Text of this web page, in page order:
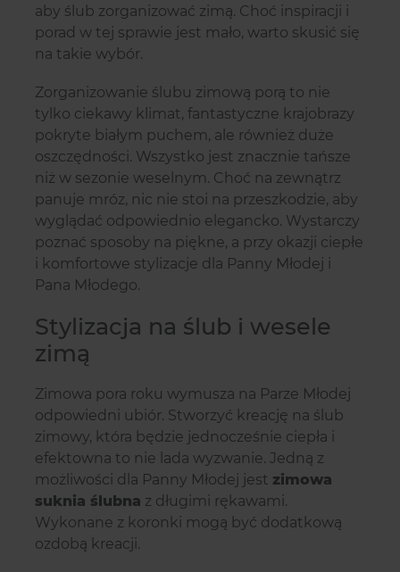
aby ślub zorganizować zimą. Choć inspiracji i
porad w tej sprawie jest mało, warto skusić się
na takie wybór.
Zorganizowanie ślubu zimową porą to nie
tylko ciekawy klimat, fantastyczne krajobrazy
pokryte białym puchem, ale również duże
oszczędności. Wszystko jest znacznie tańsze
niż w sezonie weselnym. Choć na zewnątrz
panuje mróz, nic nie stoi na przeszkodzie, aby
wyglądać odpowiednio elegancko. Wystarczy
poznać sposoby na piękne, a przy okazji ciepłe
i komfortowe stylizacje dla Panny Młodej i
Pana Młodego.
Stylizacja na ślub i wesele
zimą
Zimowa pora roku wymusza na Parze Młodej
odpowiedni ubiór. Stworzyć kreację na ślub
zimowy, która będzie jednocześnie ciepła i
efektowna to nie lada wyzwanie. Jedną z
możliwości dla Panny Młodej jest zimowa
suknia ślubna z długimi rękawami.
Wykonane z koronki mogą być dodatkową
ozdobą kreacji.